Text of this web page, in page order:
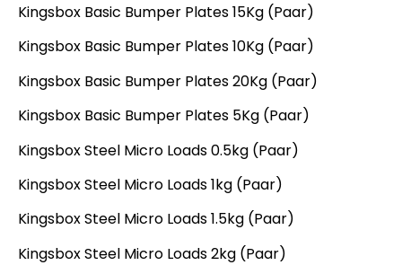
Kingsbox Basic Bumper Plates 15Kg (Paar)
Kingsbox Basic Bumper Plates 10Kg (Paar)
Kingsbox Basic Bumper Plates 20Kg (Paar)
Kingsbox Basic Bumper Plates 5Kg (Paar)
Kingsbox Steel Micro Loads 0.5kg (Paar)
Kingsbox Steel Micro Loads 1kg (Paar)
Kingsbox Steel Micro Loads 1.5kg (Paar)
Kingsbox Steel Micro Loads 2kg (Paar)